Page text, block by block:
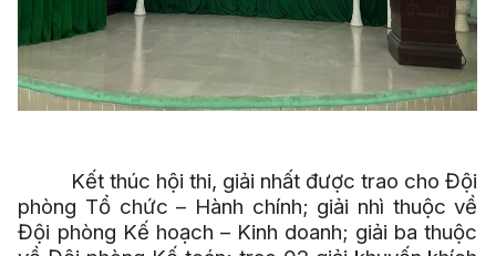
Kết thúc hội thi, giải nhất được trao cho Đội
phòng Tổ chức – Hành chính; giải nhì thuộc về
Đội phòng Kế hoạch – Kinh doanh; giải ba thuộc